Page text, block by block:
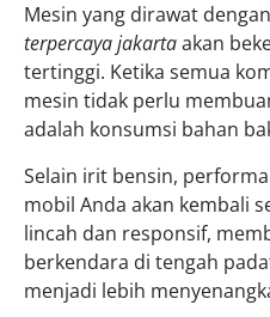
Mesin yang dirawat
terpercaya jakartaakan
tertinggi. Ketika semua
mesin tidak perlu
adalah konsumsi bahan
Selain irit bensin,
mobil Anda akan kembali
lincah dan responsif,
berkendara di tengah
menjadi lebih